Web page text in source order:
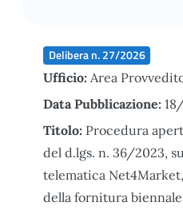
Delibera n. 27/2026
Ufficio: Area
Data Pubblicazione:
Titolo: Procedura
del d.lgs. n. 36/2023,
telematica
della fornitura